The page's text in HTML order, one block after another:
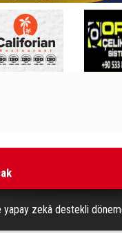
zekâ destekli